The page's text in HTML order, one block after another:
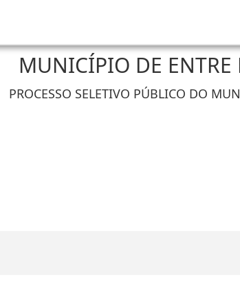
MUNICÍPIO DE
PROCESSO SELETIVO PÚBLICO DO